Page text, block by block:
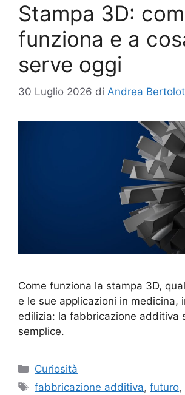
Stampa 3D:
funziona e a
serve oggi
30 Luglio 2026 di Andrea
Come funziona la stampa 3D,
e le sue applicazioni in medicina,
edilizia: la fabbricazione additiva
semplice.
Categorie
Curiosità
Tag
fabbricazione additiva,futuro,